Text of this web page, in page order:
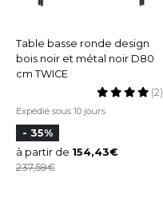
Table basse ronde design
bois noir et métal noir D80
cm TWICE
Expédié sous 10 jours
(2)
- 35%
à partir de 154,43
237,59